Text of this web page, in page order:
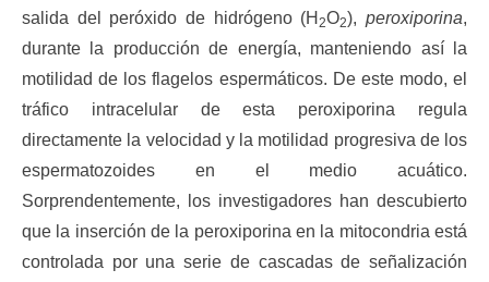
salida del peróxido de hidrógeno (H2O2),peroxiporina,
durante la producción de energía, manteniendo así la
motilidad de los flagelos espermáticos. De este modo, el
tráfico intracelular de esta peroxiporina regula
directamente la velocidad y la motilidad progresiva de los
espermatozoides en el medio acuático.
Sorprendentemente, los investigadores han descubierto
que la inserción de la peroxiporina en la mitocondria está
controlada por una serie de cascadas de señalización